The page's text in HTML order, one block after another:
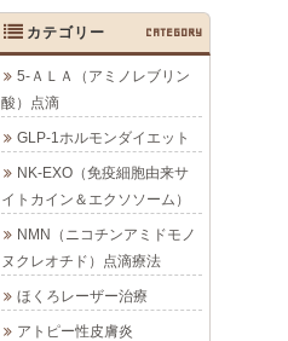
カテゴリー CATEGORY
5-ＡＬＡ（アミノレブリン
酸）点滴
GLP-1ホルモンダイエット
NK-EXO（免疫細胞由来サ
イトカイン＆エクソソーム）
NMN（ニコチンアミドモノ
ヌクレオチド）点滴療法
ほくろレーザー治療
アトピー性皮膚炎